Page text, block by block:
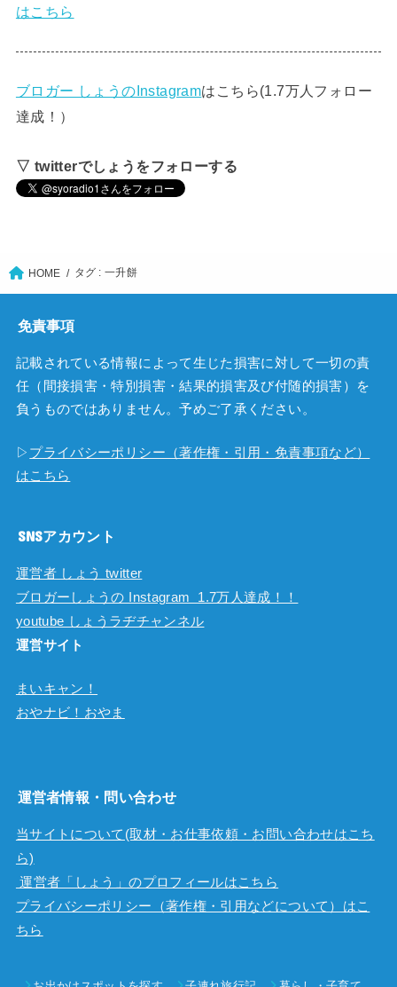
はこちら
ブロガー しょうのInstagramはこちら(1.7万人フォロー
達成！）
▽ twitterでしょうをフォローする
HOME タグ : 一升餅
免責事項
記載されている情報によって生じた損害に対して一切の責
任（間接損害・特別損害・結果的損害及び付随的損害）を
負うものではありません。予めご了承ください。
▷ プライバシーポリシー（著作権・引用・免責事項など）
はこちら
SNSアカウント
運営者 しょう twitter
ブロガーしょうの Instagram 1.7万人達成！！
youtube しょうラヂチャンネル
運営サイト
まいキャン！
おやナビ！おやま
運営者情報・問い合わせ
当サイトについて(取材・お仕事依頼・お問い合わせはこち
ら)
運営者「しょう」のプロフィールはこちら
プライバシーポリシー（著作権・引用などについて）はこ
ちら